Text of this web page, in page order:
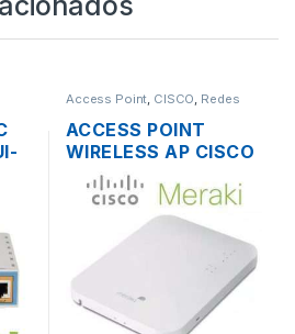
Access Point, CISCO, Redes
ACCESS POINT
WIRELESS AP CISCO
MERAKI MR12 CLOUD
MANAGED AP
2.4GHZ SOPORTE
POE OUTDOOR